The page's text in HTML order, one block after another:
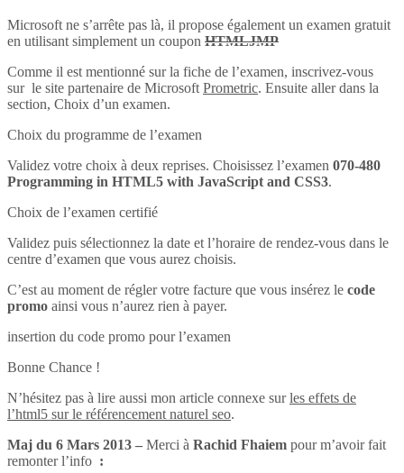
Microsoft ne s’arrête pas là, il propose également un examen gratuit
en utilisant simplement un coupon HTMLJMP
Comme il est mentionné sur la fiche de l’examen, inscrivez-vous
sur le site partenaire de Microsoft Prometric. Ensuite aller dans la
section, Choix d’un examen.
Choix du programme de l’examen
Validez votre choix à deux reprises. Choisissez l’examen 070-480
Programming in HTML5 with JavaScript and CSS3.
Choix de l’examen certifié
Validez puis sélectionnez la date et l’horaire de rendez-vous dans le
centre d’examen que vous aurez choisis.
C’est au moment de régler votre facture que vous insérez le code
promo ainsi vous n’aurez rien à payer.
insertion du code promo pour l’examen
Bonne Chance !
N’hésitez pas à lire aussi mon article connexe surles effets de
l’html5 sur le référencement naturel seo.
Maj du 6 Mars 2013 – Merci à Rachid Fhaiem pour m’avoir fait
remonter l’info :